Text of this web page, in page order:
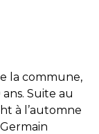
la commune,
Suite au
à l’automne